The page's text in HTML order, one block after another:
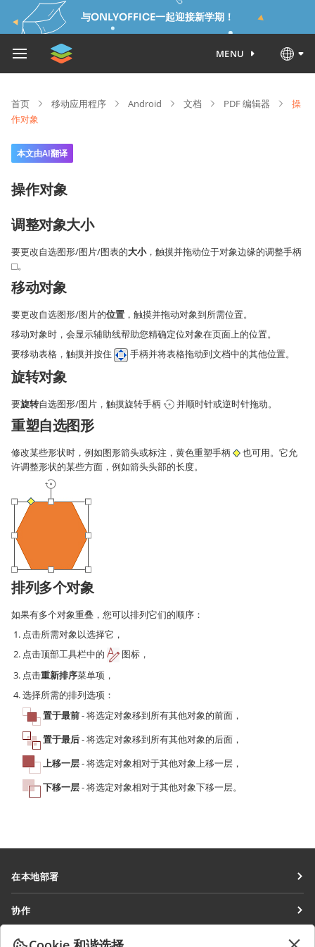
与ONLYOFFICE一起迎接新学期！
MENU
首页 移动应用程序 Android 文档 PDF 编辑器
操
作对象
本文由AI翻译
操作对象
调整对象大小
要更改自选图形/图片/图表的大小，触摸并拖动位于对象边缘的调整手柄
。
移动对象
要更改自选图形/图片的位置 ，触摸并拖动对象到所需位置。
移动对象时，会显示辅助线帮助您精确定位对象在页面上的位置。
要移动表格，触摸并按住
手柄并将表格拖动到文档中的其他位置。
旋转对象
要旋转自选图形/图片，触摸旋转手柄 并顺时针或逆时针拖动。
重塑自选图形
修改某些形状时，例如图形箭头或标注，黄色重塑手柄
也可用。它允
许调整形状的某些方面，例如箭头头部的长度。
排列多个对象
如果有多个对象重叠，您可以排列它们的顺序：
点击所需对象以选择它，
点击顶部工具栏中的
图标，
点击重新排序菜单项，
选择所需的排列选项：
置于最前- 将选定对象移到所有其他对象的前面，
置于最后- 将选定对象移到所有其他对象的后面，
上移一层- 将选定对象相对于其他对象上移一层，
下移一层- 将选定对象相对于其他对象下移一层。
在本地部署
协作空间
协作
获取最新资讯